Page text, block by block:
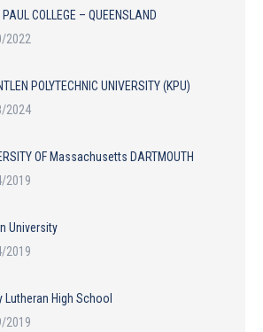
COLLEGE – QUEENSLAND
2022
POLYTECHNIC UNIVERSITY (KPU)
2024
OF Massachusetts DARTMOUTH
2019
University
2019
Lutheran High School
2019